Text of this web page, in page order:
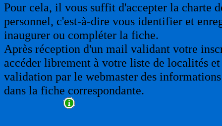
Pour cela, il vous suffit d'accepter la charte
personnel, c'est-à-dire vous identifier et
inaugurer ou compléter la fiche.
Après réception d'un mail validant votre
accéder librement à votre liste de localités
validation par le webmaster des
dans la fiche correspondante.